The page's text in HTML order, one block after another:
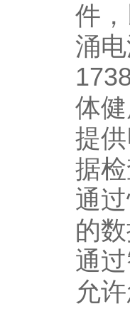
件
涌
体
提
据
通
的
通
允